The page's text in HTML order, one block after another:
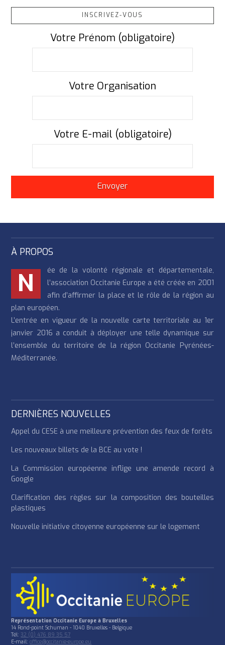
INSCRIVEZ-VOUS
Votre Prénom (obligatoire)
Votre Organisation
Votre E-mail (obligatoire)
À PROPOS
N
ée de la volonté régionale et départementale,
l’association Occitanie Europe a été créée en 2001
afin d’affirmer la place et le rôle de la région au
plan européen.
L’entrée en vigueur de la nouvelle carte territoriale au 1er
janvier 2016 a conduit à déployer une telle dynamique sur
l’ensemble du territoire de la région Occitanie Pyrénées-
Méditerranée.
DERNIÈRES NOUVELLES
Appel du CESE à une meilleure prévention des feux de forêts
Les nouveaux billets de la BCE au vote !
La Commission européenne inflige une amende record à
Google
Clarification des règles sur la composition des bouteilles
plastiques
Nouvelle initiative citoyenne européenne sur le logement
Représentation Occitanie Europe à Bruxelles
14 Rond-point Schuman - 1040 Bruxelles - Belgique
Tél:32 (0) 476 89 35 57
E-mail:office@occitanie-europe.eu